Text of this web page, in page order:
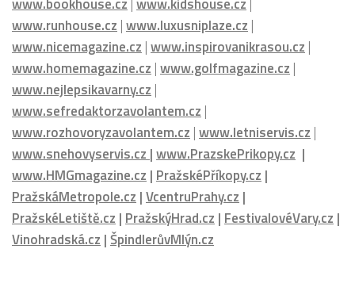
www.runhouse.cz |www.luxusniplaze.cz |
www.nicemagazine.cz |www.inspirovanikrasou.cz |
www.homemagazine.cz |www.golfmagazine.cz |
www.nejlepsikavarny.cz |
www.sefredaktorzavolantem.cz |
www.rozhovoryzavolantem.cz |www.letniservis.cz |
www.snehovyservis.cz |www.PrazskePrikopy.cz |
www.HMGmagazine.cz | PražskéPříkopy.cz |
PražskáMetropole.cz |VcentruPrahy.cz |
PražskéLetiště.cz | PražskýHrad.cz | FestivalovéVary.cz |
Vinohradská.cz |ŠpindlerůvMlýn.cz